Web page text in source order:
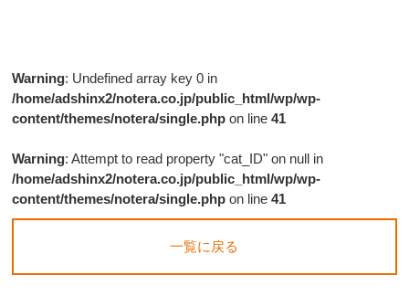
Warning: Undefined array key 0 in
/home/adshinx2/notera.co.jp/public_html/wp/wp-
content/themes/notera/single.php on line41
Warning: Attempt to read property "cat_ID" on null in
/home/adshinx2/notera.co.jp/public_html/wp/wp-
content/themes/notera/single.php on line41
一覧に戻る